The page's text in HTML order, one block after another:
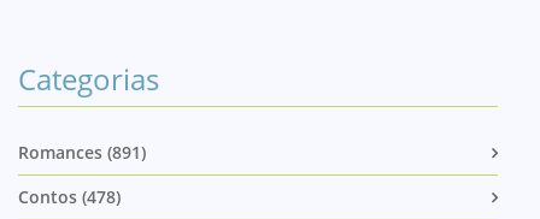
Categorias
Romances (891)
Contos (478)